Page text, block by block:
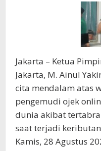
Jakarta – Ketua
Jakarta, M. Ainul
cita mendalam atas
pengemudi ojek
dunia akibat
saat terjadi
Kamis, 28 Agustus